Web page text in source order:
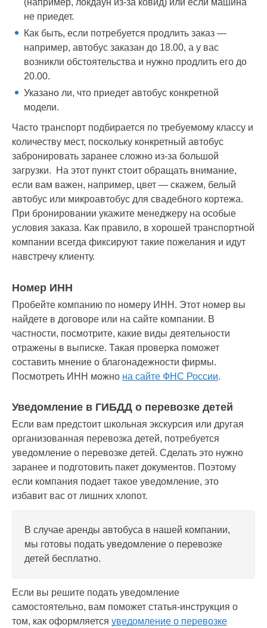
(например, локдаун из-за ковид) или если машина
не приедет.
Как быть, если потребуется продлить заказ —
например, автобус заказан до 18.00, а у вас
возникли обстоятельства и нужно продлить его до
20.00.
Указано ли, что приедет автобус конкретной
модели.
Часто транспорт подбирается по требуемому классу и
количеству мест, поскольку конкретный автобус
забронировать заранее сложно из-за большой
загрузки. На этот пункт стоит обращать внимание,
если вам важен, например, цвет — скажем, белый
автобус или микроавтобус для свадебного кортежа.
При бронировании укажите менеджеру на особые
условия заказа. Как правило, в хорошей транспортной
компании всегда фиксируют такие пожелания и идут
навстречу клиенту.
Номер ИНН
Пробейте компанию по номеру ИНН. Этот номер вы
найдете в договоре или на сайте компании. В
частности, посмотрите, какие виды деятельности
отражены в выписке. Такая проверка поможет
составить мнение о благонадежности фирмы.
Посмотреть ИНН можно на сайте ФНС России.
Уведомление в ГИБДД о перевозке детей
Если вам предстоит школьная экскурсия или другая
организованная перевозка детей, потребуется
уведомление о перевозке детей. Сделать это нужно
заранее и подготовить пакет документов. Поэтому
если компания подает такое уведомление, это
избавит вас от лишних хлопот.
В случае аренды автобуса в нашей компании,
мы готовы подать уведомление о перевозке
детей бесплатно.
Если вы решите подать уведомление
самостоятельно, вам поможет статья-инструкция о
том, как оформляется уведомление о перевозке